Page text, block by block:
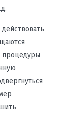
процедуры